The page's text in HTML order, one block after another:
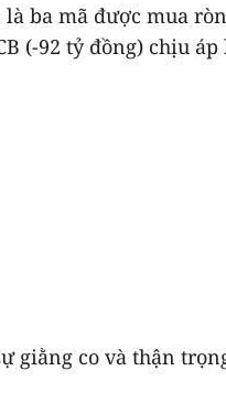
ba mã được mua
(-92 tỷ đồng) chịu
giằng co và thận